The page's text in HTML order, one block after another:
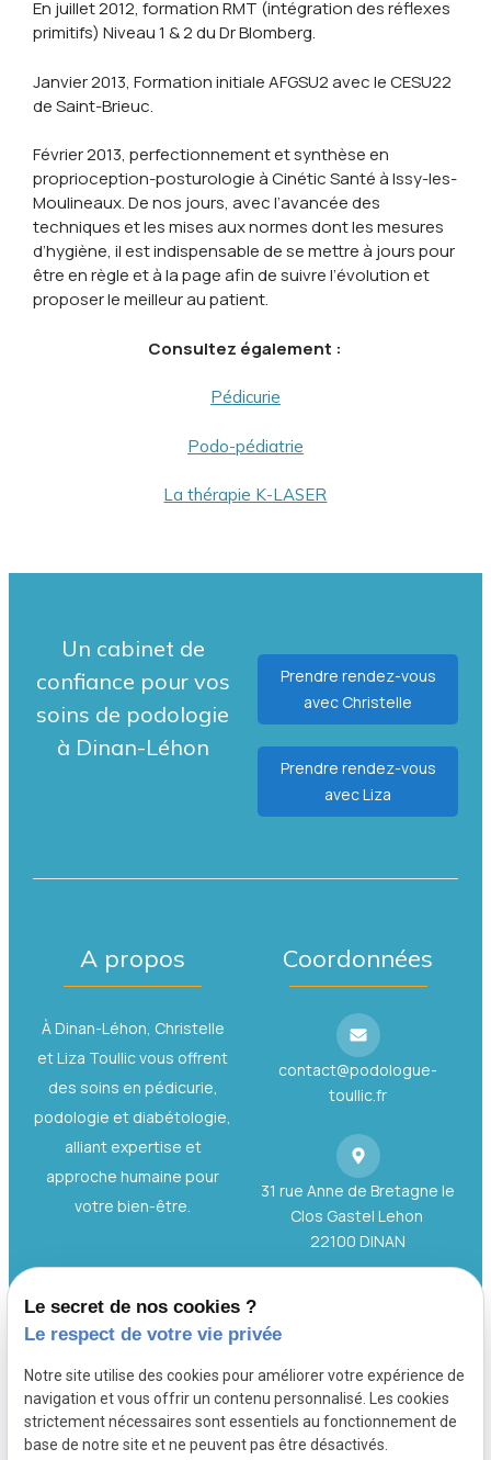
En juillet 2012, formation RMT (intégration des réflexes
primitifs) Niveau 1 & 2 du Dr Blomberg.
Janvier 2013, Formation initiale AFGSU2 avec le CESU22
de Saint-Brieuc.
Février 2013, perfectionnement et synthèse en
proprioception-posturologie à Cinétic Santé à Issy-les-
Moulineaux. De nos jours, avec l’avancée des
techniques et les mises aux normes dont les mesures
d’hygiène, il est indispensable de se mettre à jours pour
être en règle et à la page afin de suivre l’évolution et
proposer le meilleur au patient.
Consultez également :
Pédicurie
Podo-pédiatrie
La thérapie K-LASER
Un cabinet de
confiance pour vos
soins de podologie
à Dinan-Léhon
Prendre rendez-vous
avec Christelle
Prendre rendez-vous
avec Liza
A propos
À Dinan-Léhon, Christelle
et Liza Toullic vous offrent
des soins en pédicurie,
podologie et diabétologie,
alliant expertise et
approche humaine pour
votre bien-être.
Coordonnées
contact@podologue-
toullic.fr
31 rue Anne de Bretagne le
Clos Gastel Lehon
22100 DINAN
Informations
Le secret de nos cookies ?
Le respect de votre vie privée
Notre site utilise des cookies pour améliorer votre expérience de
navigation et vous offrir un contenu personnalisé. Les cookies
strictement nécessaires sont essentiels au fonctionnement de
base de notre site et ne peuvent pas être désactivés.